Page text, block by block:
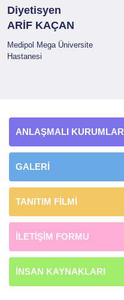
Diyetisyen
ARİF KAÇAN
Medipol Mega Üniversite
Hastanesi
ANLAŞMALI KURUMLAR
GALERİ
TANITIM FİLMİ
İLETİŞİM FORMU
İNSAN KAYNAKLARI